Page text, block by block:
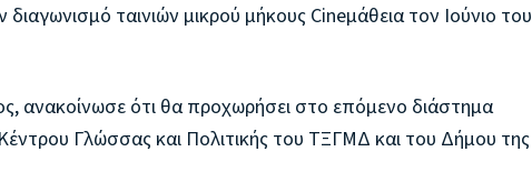
ταινιών μικρού μήκους Cineμάθεια τον Ιούνιο του
ανακοίνωσε ότι θα προχωρήσει στο επόμενο διάστημα
Γλώσσας και Πολιτικής του ΤΞΓΜΔ και του Δήμου της